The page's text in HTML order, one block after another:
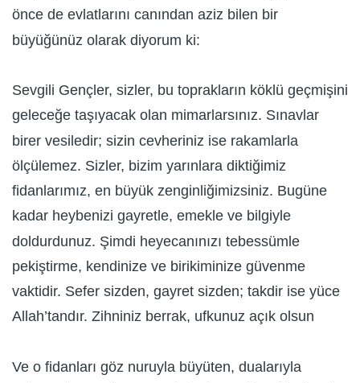
önce de evlatlarını canından aziz bilen bir
büyüğünüz olarak diyorum ki:
Sevgili Gençler, sizler, bu toprakların köklü geçmişini
geleceğe taşıyacak olan mimarlarsınız. Sınavlar
birer vesiledir; sizin cevheriniz ise rakamlarla
ölçülemez. Sizler, bizim yarınlara diktiğimiz
fidanlarımız, en büyük zenginliğimizsiniz. Bugüne
kadar heybenizi gayretle, emekle ve bilgiyle
doldurdunuz. Şimdi heyecanınızı tebessümle
pekiştirme, kendinize ve birikiminize güvenme
vaktidir. Sefer sizden, gayret sizden; takdir ise yüce
Allah’tandır. Zihniniz berrak, ufkunuz açık olsun
Ve o fidanları göz nuruyla büyüten, dualarıyla